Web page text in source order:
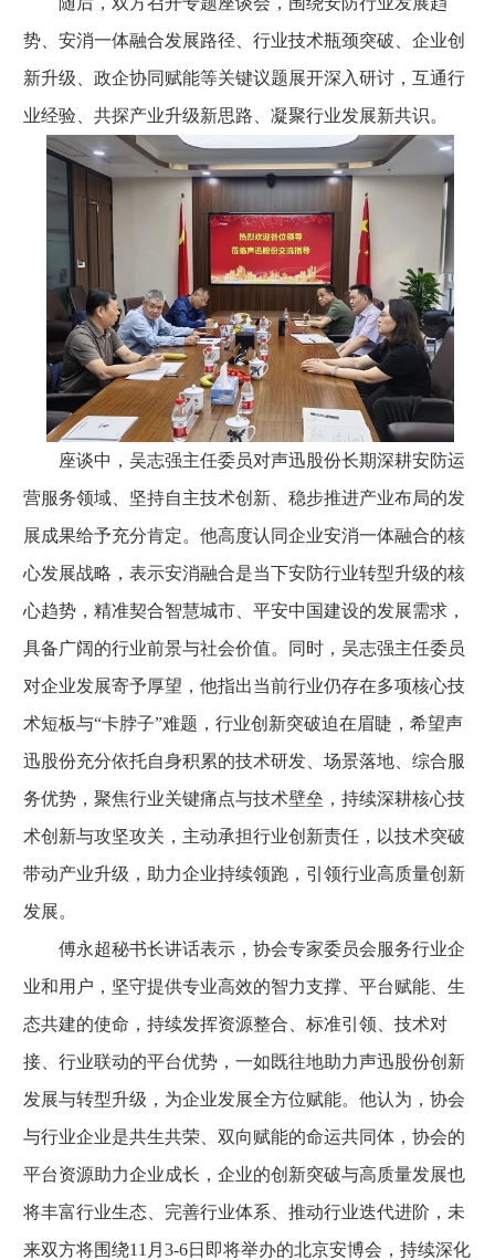
势、安消一体融合发展路径、行业技术瓶颈突破、企业创
新升级、政企协同赋能等关键议题展开深入研讨，互通行
业经验、共探产业升级新思路、凝聚行业发展新共识。
座谈中，吴志强主任委员对声迅股份长期深耕安防运
营服务领域、坚持自主技术创新、稳步推进产业布局的发
展成果给予充分肯定。他高度认同企业安消一体融合的核
心发展战略，表示安消融合是当下安防行业转型升级的核
心趋势，精准契合智慧城市、平安中国建设的发展需求，
具备广阔的行业前景与社会价值。同时，吴志强主任委员
对企业发展寄予厚望，他指出当前行业仍存在多项核心技
术短板与“卡脖子”难题，行业创新突破迫在眉睫，希望声
迅股份充分依托自身积累的技术研发、场景落地、综合服
务优势，聚焦行业关键痛点与技术壁垒，持续深耕核心技
术创新与攻坚攻关，主动承担行业创新责任，以技术突破
带动产业升级，助力企业持续领跑，引领行业高质量创新
发展。
傅永超秘书长讲话表示，协会专家委员会服务行业企
业和用户，坚守提供专业高效的智力支撑、平台赋能、生
态共建的使命，持续发挥资源整合、标准引领、技术对
接、行业联动的平台优势，一如既往地助力声迅股份创新
发展与转型升级，为企业发展全方位赋能。他认为，协会
与行业企业是共生共荣、双向赋能的命运共同体，协会的
平台资源助力企业成长，企业的创新突破与高质量发展也
将丰富行业生态、完善行业体系、推动行业迭代进阶，未
来双方将围绕11月3-6日即将举办的北京安博会，持续深化